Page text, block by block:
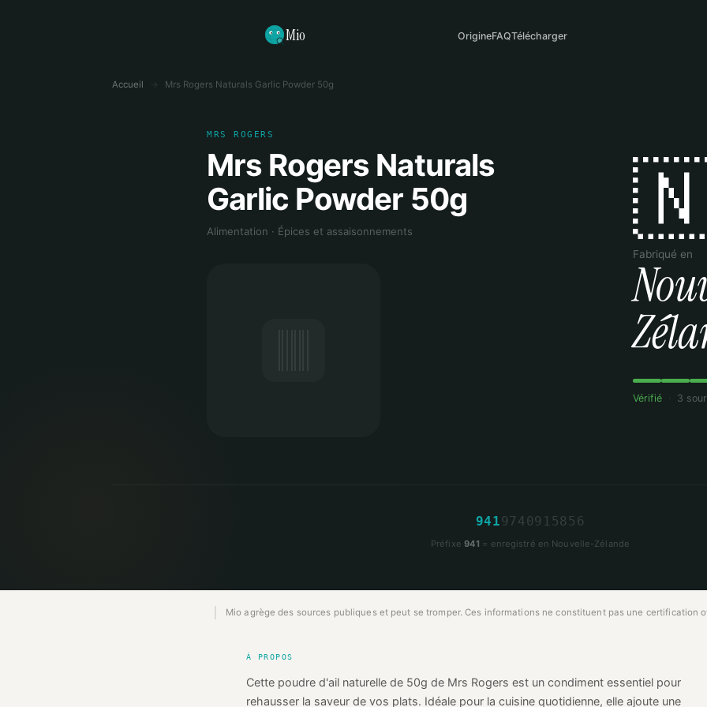
Mio OrigineFAQTélécharger
Accueil Mrs Rogers Naturals Garlic Powder 50g
MRS ROGERS
Mrs Rogers Naturals
Garlic Powder 50g
Alimentation · Épices et assaisonnements
Fabriqué en
Vérifié 3
94197 409 1 58 5 6
Préfixe 941 = enregistré en Nouvelle-Zélande
Mio agrège des sources publiques et peut se tromper. Ces informations ne constituent pas une certification
À PROPOS
Cette poudre d'ail naturelle de 50g de Mrs Rogers est un condiment essentiel pour
rehausser la saveur de vos plats. Idéale pour la cuisine quotidienne, elle ajoute une